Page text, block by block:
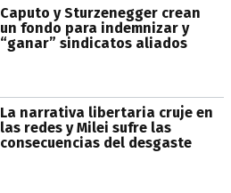
Caputo y Sturzenegger crean
un fondo para indemnizar y
“ganar” sindicatos aliados
La narrativa libertaria cruje en
las redes y Milei sufre las
consecuencias del desgaste